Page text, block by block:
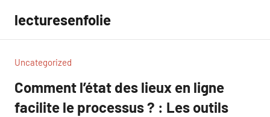
contenu
lecturesenfolie
Uncategorized
Comment l’état des lieux en ligne
facilite le processus ? : Les outils